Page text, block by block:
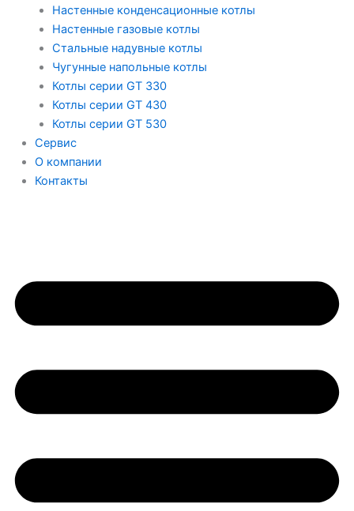
Настенные конденсационные котлы
Настенные газовые котлы
Стальные надувные котлы
Чугунные напольные котлы
Котлы серии GT 330
Котлы серии GT 430
Котлы серии GT 530
Сервис
О компании
Контакты